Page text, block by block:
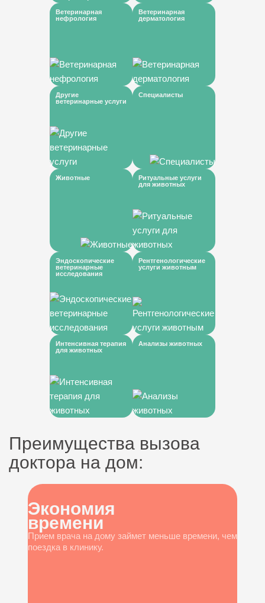
Ветеринарная
нефрология
Ветеринарная
дерматология
Другие
ветеринарные услуги
Специалисты
Животные
Ритуальные услуги
для животных
Эндоскопические
ветеринарные
исследования
Рентгенологические
услуги животным
Интенсивная терапия
для животных
Анализы животных
Преимущества вызова
доктора на дом:
Экономия
времени
Прием врача на дому займет меньше времени, чем
поездка в клинику.